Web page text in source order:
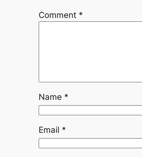
Comment *
Name *
Email *